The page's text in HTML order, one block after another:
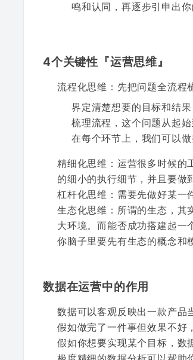
鸣和认同，再逐步引申出你
4个关键性『运营思维』
流程化思维：先把问题全流程
界定清楚想要的目标和结果
梳理流程，这个问题从起
在每个环节上，我们可以
精细化思维：运营很多时候的
的细小的执行细节，并且要做
杠杆化思维：需要先做好某一
生态化思维：所谓的生态，其
大环境。而能否成功搭建起一
你脑子里要先有生态的概念和
数据在运营中的作用
数据可以客观反映出一款产品
假如做完了一件事但效果不好
假如你想要实现某个目标，数